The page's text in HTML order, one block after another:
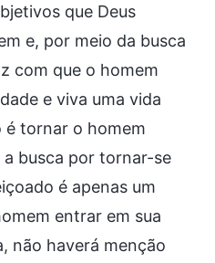
que Deus
e, por meio da busca
com que o homem
e viva uma vida
é tornar o homem
busca por tornar-se
é apenas um
entrar em sua
não haverá menção